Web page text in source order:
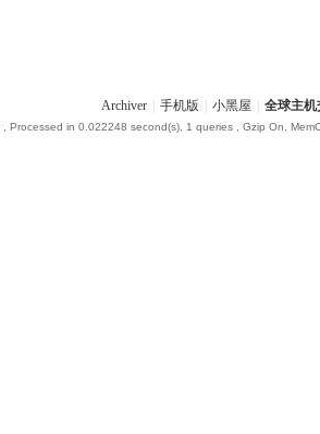
Archiver 手机版 小黑屋 全球主机
, Processed in 0.022248 second(s), 1 queries , Gzip On,